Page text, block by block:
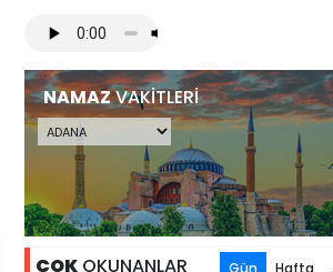
NAMAZVAKİTLERİ
ÇOK OKUNANLAR Gün Hafta